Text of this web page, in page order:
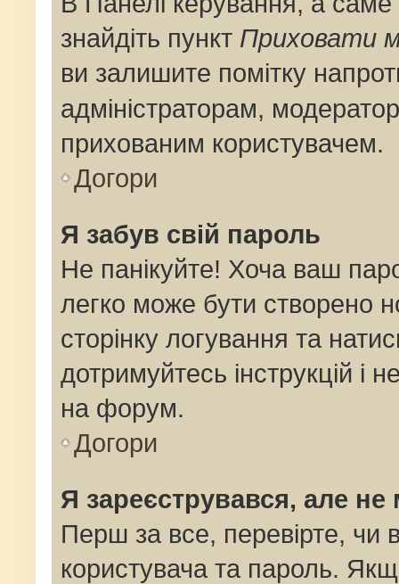
знайдіть пункт Приховати
ви залишите помітку
адміністраторам,
прихованим користувачем.
Догори
Я забув свій пароль
Не панікуйте! Хоча ваш
легко може бути створено
сторінку логування та
дотримуйтесь інструкцій і
на форум.
Догори
Я зареєструвався, але
Перш за все, перевірте, чи
користувача та пароль.